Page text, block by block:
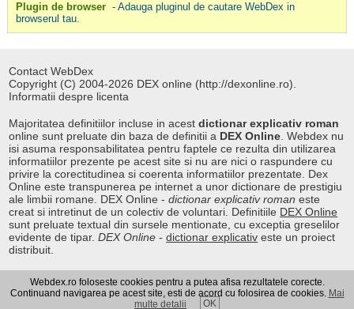
Plugin de browser - Adauga pluginul de cautare WebDex in
browserul tau.
Contact WebDex
Copyright (C) 2004-2026 DEX online (http://dexonline.ro).
Informatii despre licenta
Majoritatea definitiilor incluse in acestdictionar explicativ roman
online sunt preluate din baza de definitii a DEX Online . Webdex nu
isi asuma responsabilitatea pentru faptele ce rezulta din utilizarea
informatiilor prezente pe acest site si nu are nici o raspundere cu
privire la corectitudinea si coerenta informatiilor prezentate. Dex
Online este transpunerea pe internet a unor dictionare de prestigiu
ale limbii romane. DEX Online -dictionar explicativ roman este
creat si intretinut de un colectiv de voluntari. Definitiile DEX Online
sunt preluate textual din sursele mentionate, cu exceptia greselilor
evidente de tipar.DEX Online -dictionar explicativ este un proiect
distribuit.
Curs valutar|Kurs walut|Pret fier vechi
Webdex.ro foloseste cookies pentru a putea afisa rezultatele corecte.
Continuand navigarea pe acest site, esti de acord cu folosirea de cookies. Mai
multe detalii
OK